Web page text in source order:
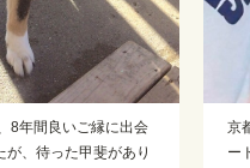
来て…ご縁がありスピ
ラボーイ。黒柴のクロ君